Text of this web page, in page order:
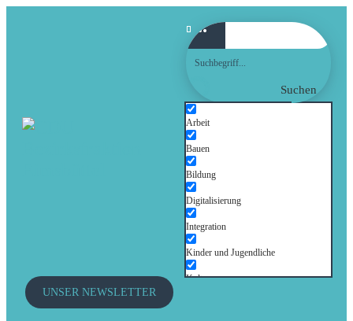
Suchen
Arbeit
Bauen
Bildung
Digitalisierung
Integration
Kinder und Jugendliche
Kultur
UNSER NEWSLETTER